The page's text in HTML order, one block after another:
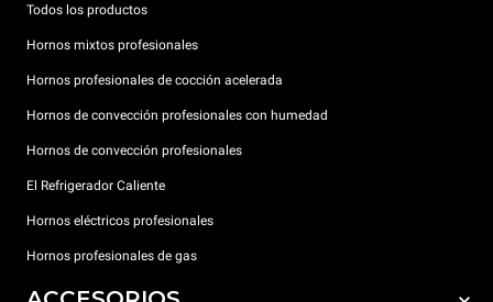
Todos los productos
Hornos mixtos profesionales
Hornos profesionales de cocción acelerada
Hornos de convección profesionales con humedad
Hornos de convección profesionales
El Refrigerador Caliente
Hornos eléctricos profesionales
Hornos profesionales de gas